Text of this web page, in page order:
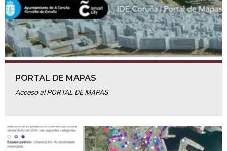
PORTAL DE MAPAS
Acceso al PORTAL DE MAPAS